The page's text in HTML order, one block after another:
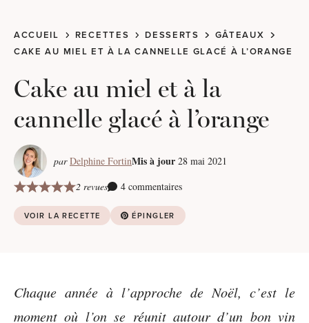
ACCUEIL RECETTES DESSERTS
GÂTEAUX
CAKE AU MIEL ET À LA CANNELLE GLACÉ À L’ORANGE
Cake au miel et à la
cannelle glacé à l’orange
par Delphine FortinMis à jour 28 mai 2021
2 revues
4 commentaires
VOIR LA RECETTE ÉPINGLER
Chaque année à l’approche de Noël, c’est le
moment où l’on se réunit autour d’un bon vin